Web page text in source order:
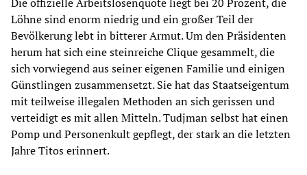
Die offizielle Arbeitslosenquote liegt bei 20 Prozent, die
Löhne sind enorm niedrig und ein großer Teil der
Bevölkerung lebt in bitterer Armut. Um den Präsidenten
herum hat sich eine steinreiche Clique gesammelt, die
sich vorwiegend aus seiner eigenen Familie und einigen
Günstlingen zusammensetzt. Sie hat das Staatseigentum
mit teilweise illegalen Methoden an sich gerissen und
verteidigt es mit allen Mitteln. Tudjman selbst hat einen
Pomp und Personenkult gepflegt, der stark an die letzten
Jahre Titos erinnert.